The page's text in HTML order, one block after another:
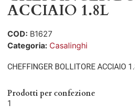
ACCIAIO 1.8L
COD: B1627
Categoria: Casalinghi
CHEFFINGER BOLLITORE ACCIAIO
Prodotti per confezione
1